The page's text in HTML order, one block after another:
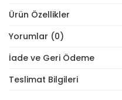
Ürün Özellikler
Yorumlar (0)
İade ve Geri Ödeme
Teslimat Bilgileri